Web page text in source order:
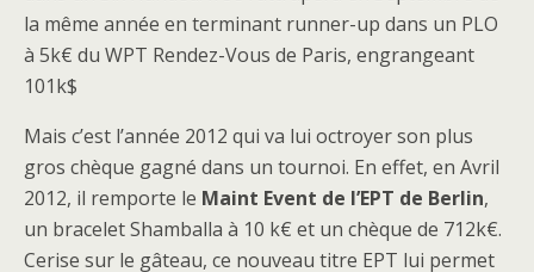
la même année en terminant runner-up dans un PLO
à 5k€ du WPT Rendez-Vous de Paris, engrangeant
101k$
Mais c’est l’année 2012 qui va lui octroyer son plus
gros chèque gagné dans un tournoi. En effet, en Avril
2012, il remporte le Maint Event de l’EPT de Berlin,
un bracelet Shamballa à 10 k€ et un chèque de 712k€.
Cerise sur le gâteau, ce nouveau titre EPT lui permet